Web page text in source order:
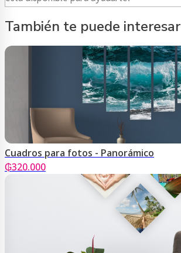
También te puede interesar
Cuadros para fotos - Panorámico
₲320.000